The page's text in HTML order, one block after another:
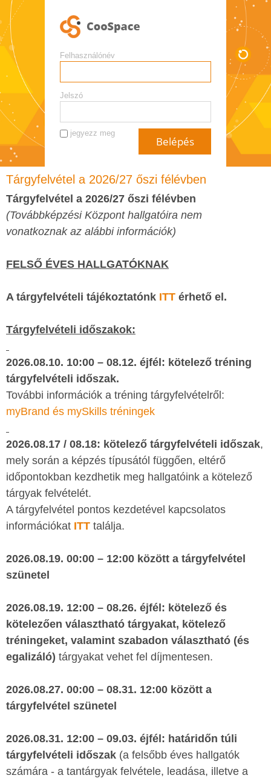
Felhasználónév
Jelszó
jegyezz meg
Tárgyfelvétel a 2026/27 őszi félévben
Tárgyfelvétel a 2026/27 őszi félévben
(Továbbképzési Központ hallgatóira nem
vonatkoznak az alábbi információk)
FELSŐ ÉVES HALLGATÓKNAK
A tárgyfelvételi tájékoztatónk ITT érhető el.
Tárgyfelvételi időszakok:
2026.08.10. 10:00 – 08.12. éjfél: kötelező tréning
tárgyfelvételi időszak.
További információk a tréning tárgyfelvételről:
myBrand és mySkills tréningek
2026.08.17 / 08.18: kötelező tárgyfelvételi időszak,
mely során a képzés típusától függően, eltérő
időpontokban kezdhetik meg hallgatóink a kötelező
tárgyak felvételét.
A tárgyfelvétel pontos kezdetével kapcsolatos
információkat ITT találja.
2026.08.19. 00:00 – 12:00 között a tárgyfelvétel
szünetel
2026.08.19. 12:00 – 08.26. éjfél: kötelező és
kötelezően választható tárgyakat, kötelező
tréningeket, valamint szabadon választható (és
egalizáló) tárgyakat vehet fel díjmentesen.
2026.08.27. 00:00 – 08.31. 12:00 között a
tárgyfelvétel szünetel
2026.08.31. 12:00 – 09.03. éjfél: határidőn túli
tárgyfelvételi időszak (a felsőbb éves hallgatók
számára - a tantárgyak felvétele, leadása, illetve a